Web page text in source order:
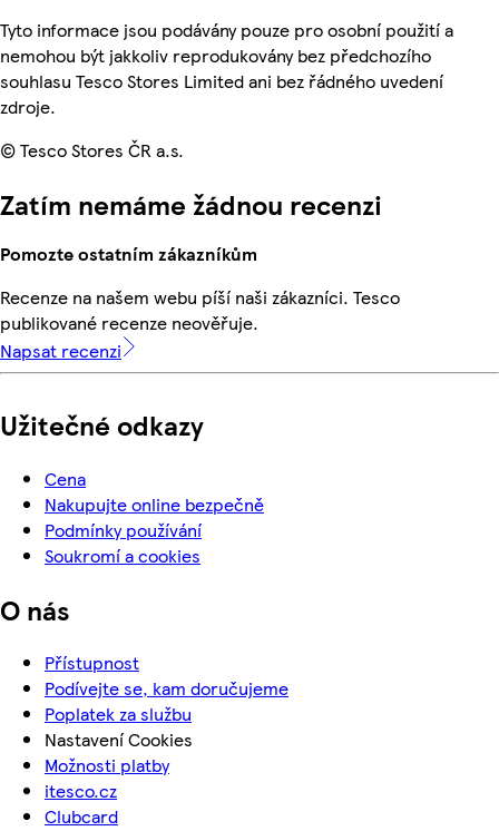
Tyto informace jsou podávány pouze pro osobní použití a
nemohou být jakkoliv reprodukovány bez předchozího
souhlasu Tesco Stores Limited ani bez řádného uvedení
zdroje.
© Tesco Stores ČR a.s.
Zatím nemáme žádnou recenzi
Pomozte ostatním zákazníkům
Recenze na našem webu píší naši zákazníci. Tesco
publikované recenze neověřuje.
Napsat recenzi
Užitečné odkazy
Cena
Nakupujte online bezpečně
Podmínky používání
Soukromí a cookies
O nás
Přístupnost
Podívejte se, kam doručujeme
Poplatek za službu
Nastavení Cookies
Možnosti platby
itesco.cz
Clubcard